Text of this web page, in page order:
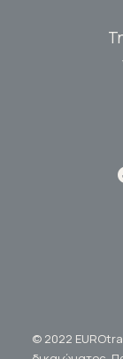
© 2022